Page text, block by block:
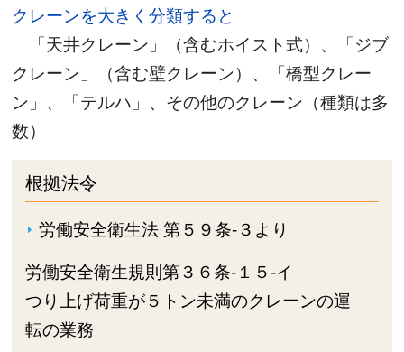
クレーンを大きく分類すると
「天井クレーン」（含むホイスト式）、「ジブ
クレーン」（含む壁クレーン）、「橋型クレー
ン」、「テルハ」、その他のクレーン（種類は多
数）
根拠法令
労働安全衛生法 第５９条-３より
労働安全衛生規則第３６条-１５-イ
つり上げ荷重が５トン未満のクレーンの運
転の業務